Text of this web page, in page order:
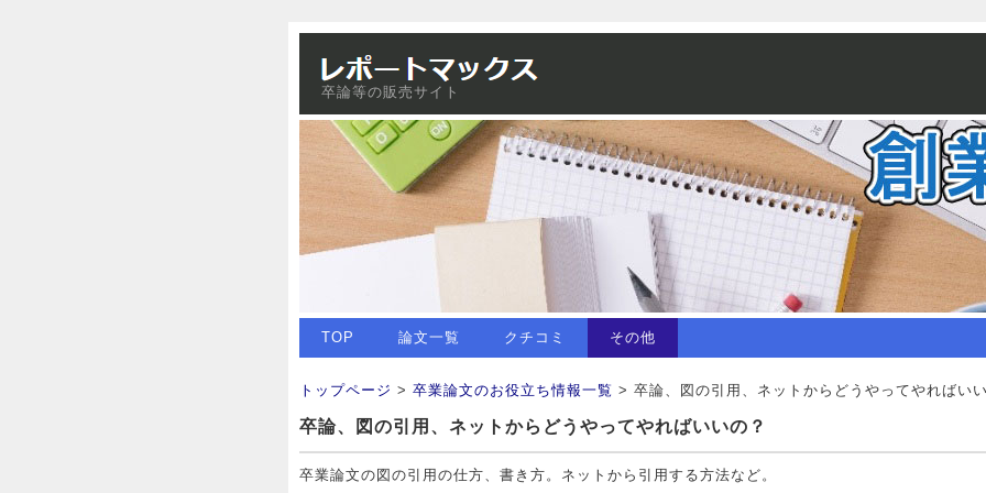
卒論等の販売サイト
TOP 論文一覧 クチコミ その他
トップページ > 卒業論文のお役立ち情報一覧 > 卒論、図の引用、ネットからどうやってやればい
卒論、図の引用、ネットからどうやってやればいいの？
卒業論文の図の引用の仕方、書き方。ネットから引用する方法など。